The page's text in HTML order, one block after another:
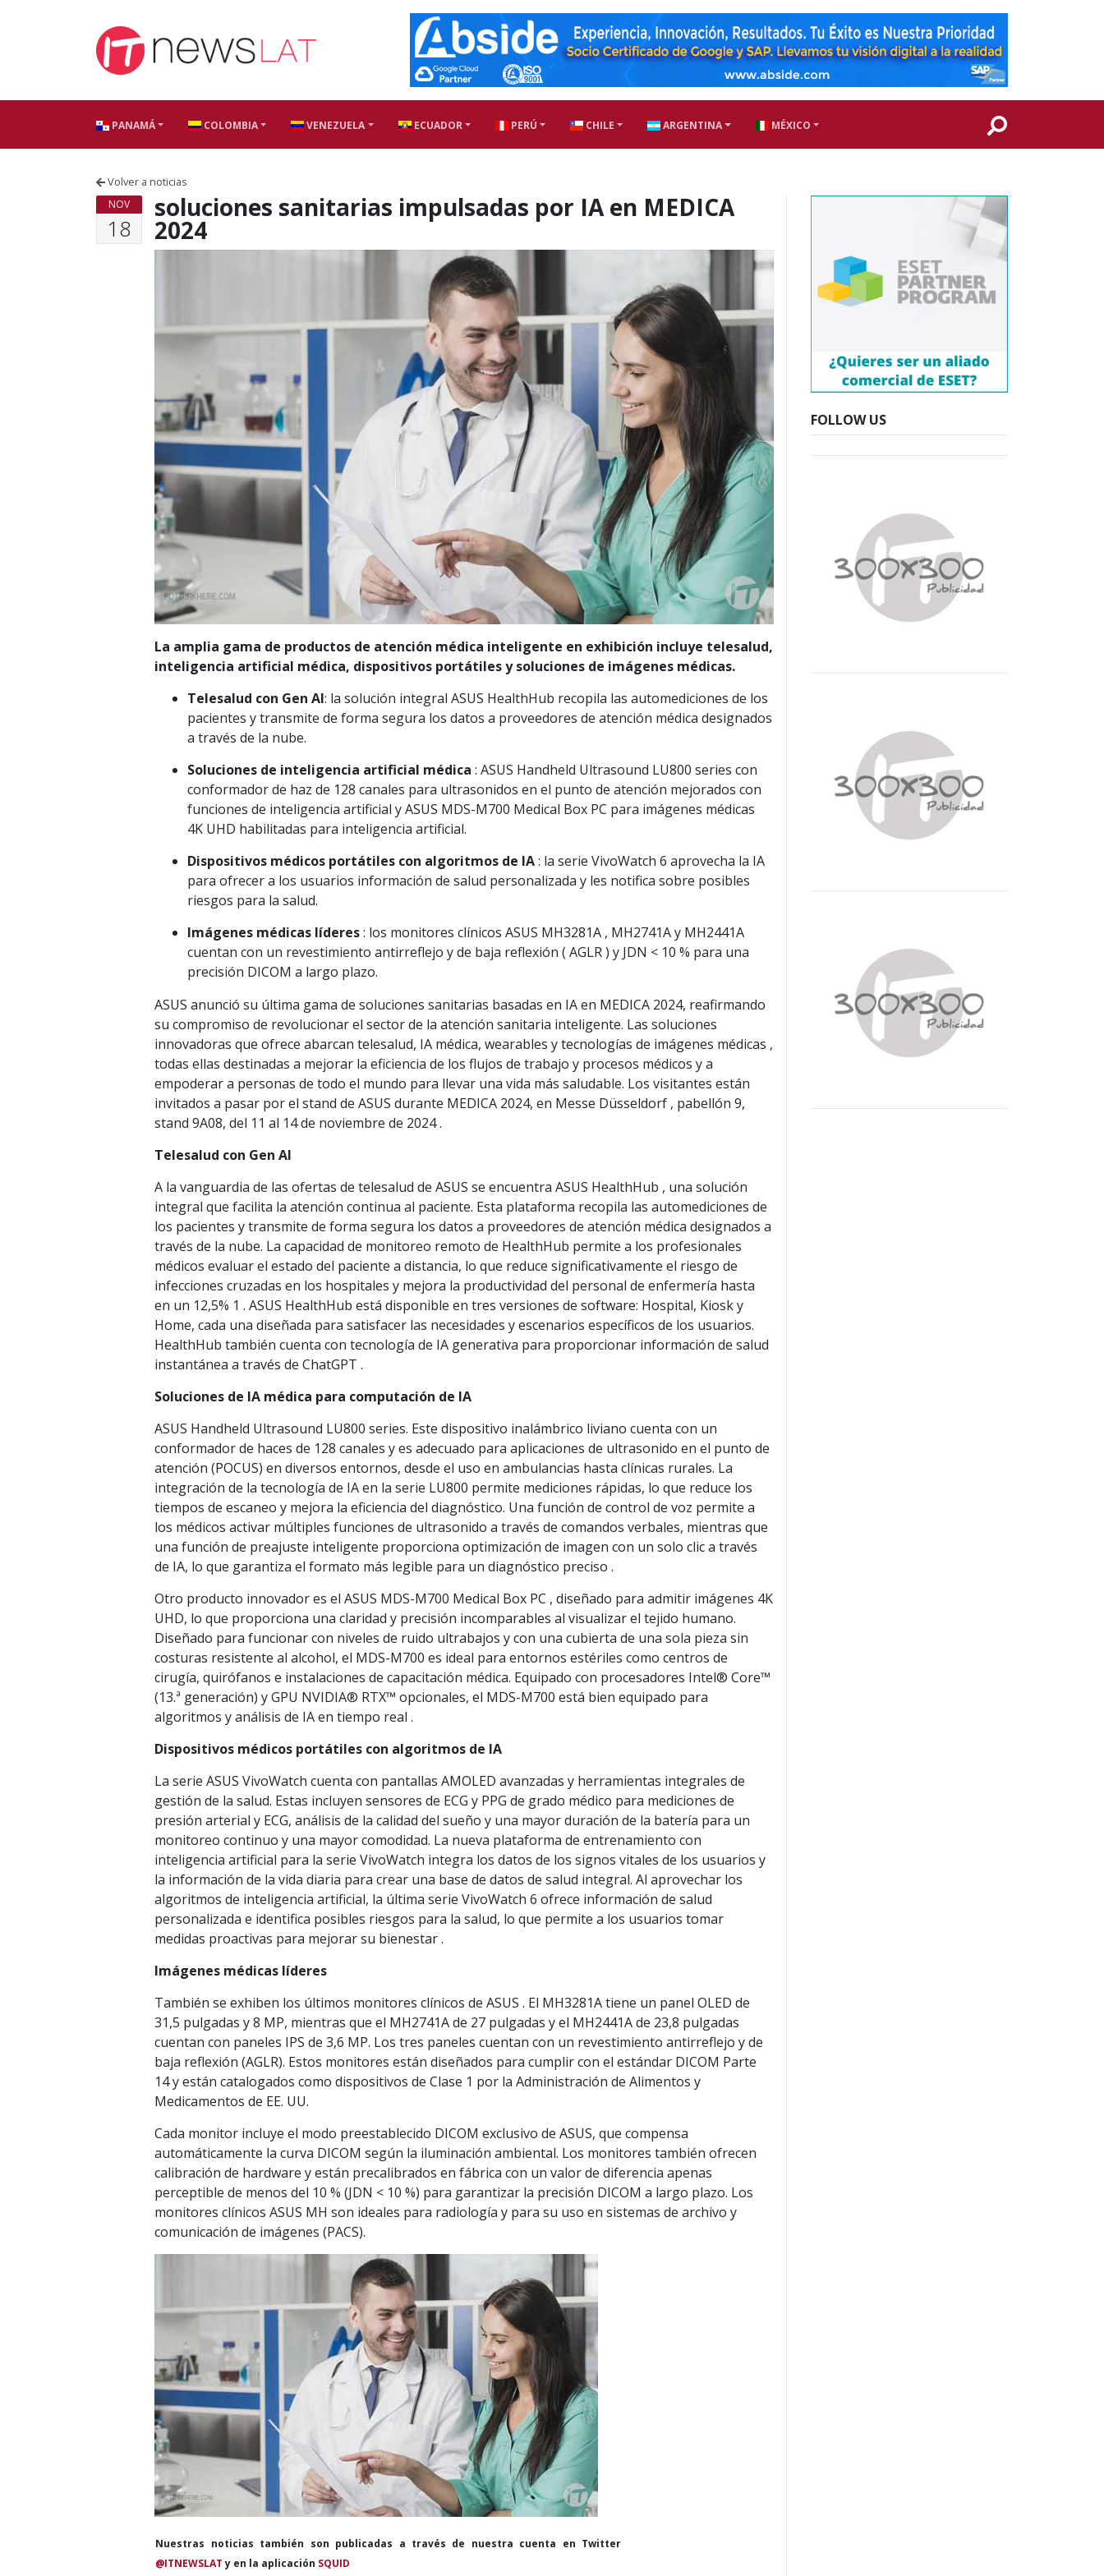
PANAMÁ COLOMBIA VENEZUELA ECUADOR PERÚ CHILE ARGENTINA MÉXICO
Volver a noticias
NOV
18
soluciones sanitarias impulsadas por IA en MEDICA
2024
La amplia gama de productos de atención médica inteligente en exhibición incluye telesalud,
inteligencia artificial médica, dispositivos portátiles y soluciones de imágenes médicas.
Telesalud con Gen AI: la solución integral ASUS HealthHub recopila las automediciones de los
pacientes y transmite de forma segura los datos a proveedores de atención médica designados
a través de la nube.
Soluciones de inteligencia artificial médica : ASUS Handheld Ultrasound LU800 series con
conformador de haz de 128 canales para ultrasonidos en el punto de atención mejorados con
funciones de inteligencia artificial y ASUS MDS-M700 Medical Box PC para imágenes médicas
4K UHD habilitadas para inteligencia artificial.
Dispositivos médicos portátiles con algoritmos de IA: la serie VivoWatch 6 aprovecha la IA
para ofrecer a los usuarios información de salud personalizada y les notifica sobre posibles
riesgos para la salud.
Imágenes médicas líderes: los monitores clínicos ASUS MH3281A , MH2741A y MH2441A
cuentan con un revestimiento antirreflejo y de baja reflexión ( AGLR ) y JDN < 10 % para una
precisión DICOM a largo plazo.
ASUS anunció su última gama de soluciones sanitarias basadas en IA en MEDICA 2024, reafirmando
su compromiso de revolucionar el sector de la atención sanitaria inteligente. Las soluciones
innovadoras que ofrece abarcan telesalud, IA médica, wearables y tecnologías de imágenes médicas ,
todas ellas destinadas a mejorar la eficiencia de los flujos de trabajo y procesos médicos y a
empoderar a personas de todo el mundo para llevar una vida más saludable. Los visitantes están
invitados a pasar por el stand de ASUS durante MEDICA 2024, en Messe Düsseldorf , pabellón 9,
stand 9A08, del 11 al 14 de noviembre de 2024 .
Telesalud con Gen AI
A la vanguardia de las ofertas de telesalud de ASUS se encuentra ASUS HealthHub , una solución
integral que facilita la atención continua al paciente. Esta plataforma recopila las automediciones de
los pacientes y transmite de forma segura los datos a proveedores de atención médica designados a
través de la nube. La capacidad de monitoreo remoto de HealthHub permite a los profesionales
médicos evaluar el estado del paciente a distancia, lo que reduce significativamente el riesgo de
infecciones cruzadas en los hospitales y mejora la productividad del personal de enfermería hasta
en un 12,5% 1 . ASUS HealthHub está disponible en tres versiones de software: Hospital, Kiosk y
Home, cada una diseñada para satisfacer las necesidades y escenarios específicos de los usuarios.
HealthHub también cuenta con tecnología de IA generativa para proporcionar información de salud
instantánea a través de ChatGPT .
Soluciones de IA médica para computación de IA
ASUS Handheld Ultrasound LU800 series. Este dispositivo inalámbrico liviano cuenta con un
conformador de haces de 128 canales y es adecuado para aplicaciones de ultrasonido en el punto de
atención (POCUS) en diversos entornos, desde el uso en ambulancias hasta clínicas rurales. La
integración de la tecnología de IA en la serie LU800 permite mediciones rápidas, lo que reduce los
tiempos de escaneo y mejora la eficiencia del diagnóstico. Una función de control de voz permite a
los médicos activar múltiples funciones de ultrasonido a través de comandos verbales, mientras que
una función de preajuste inteligente proporciona optimización de imagen con un solo clic a través
de IA, lo que garantiza el formato más legible para un diagnóstico preciso .
Otro producto innovador es el ASUS MDS-M700 Medical Box PC , diseñado para admitir imágenes 4K
UHD, lo que proporciona una claridad y precisión incomparables al visualizar el tejido humano.
Diseñado para funcionar con niveles de ruido ultrabajos y con una cubierta de una sola pieza sin
costuras resistente al alcohol, el MDS-M700 es ideal para entornos estériles como centros de
cirugía, quirófanos e instalaciones de capacitación médica. Equipado con procesadores Intel® Core™
(13.ª generación) y GPU NVIDIA® RTX™ opcionales, el MDS-M700 está bien equipado para
algoritmos y análisis de IA en tiempo real .
Dispositivos médicos portátiles con algoritmos de IA
La serie ASUS VivoWatch cuenta con pantallas AMOLED avanzadas y herramientas integrales de
gestión de la salud. Estas incluyen sensores de ECG y PPG de grado médico para mediciones de
presión arterial y ECG, análisis de la calidad del sueño y una mayor duración de la batería para un
monitoreo continuo y una mayor comodidad. La nueva plataforma de entrenamiento con
inteligencia artificial para la serie VivoWatch integra los datos de los signos vitales de los usuarios y
la información de la vida diaria para crear una base de datos de salud integral. Al aprovechar los
algoritmos de inteligencia artificial, la última serie VivoWatch 6 ofrece información de salud
personalizada e identifica posibles riesgos para la salud, lo que permite a los usuarios tomar
medidas proactivas para mejorar su bienestar .
Imágenes médicas líderes
También se exhiben los últimos monitores clínicos de ASUS . El MH3281A tiene un panel OLED de
31,5 pulgadas y 8 MP, mientras que el MH2741A de 27 pulgadas y el MH2441A de 23,8 pulgadas
cuentan con paneles IPS de 3,6 MP. Los tres paneles cuentan con un revestimiento antirreflejo y de
baja reflexión (AGLR). Estos monitores están diseñados para cumplir con el estándar DICOM Parte
14 y están catalogados como dispositivos de Clase 1 por la Administración de Alimentos y
Medicamentos de EE. UU.
Cada monitor incluye el modo preestablecido DICOM exclusivo de ASUS, que compensa
automáticamente la curva DICOM según la iluminación ambiental. Los monitores también ofrecen
calibración de hardware y están precalibrados en fábrica con un valor de diferencia apenas
perceptible de menos del 10 % (JDN < 10 %) para garantizar la precisión DICOM a largo plazo. Los
monitores clínicos ASUS MH son ideales para radiología y para su uso en sistemas de archivo y
comunicación de imágenes (PACS).
Nuestras noticias también son publicadas a través de nuestra cuenta en Twitter
@ITNEWSLATy en la aplicación SQUID
FOLLOW US